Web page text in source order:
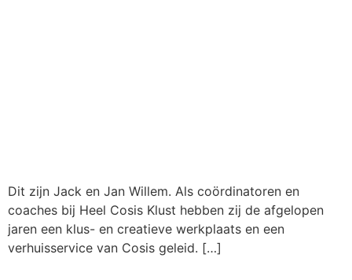
Dit zijn Jack en Jan Willem. Als coördinatoren en
coaches bij Heel Cosis Klust hebben zij de afgelopen
jaren een klus- en creatieve werkplaats en een
verhuisservice van Cosis geleid. […]